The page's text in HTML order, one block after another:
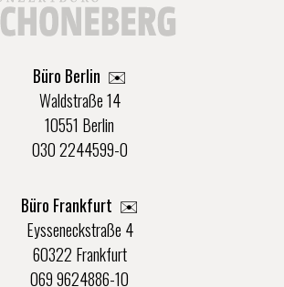
Büro Berlin ✉️
Waldstraße 14
10551 Berlin
030 2244599-0
Büro Frankfurt ✉️
Eysseneckstraße 4
60322 Frankfurt
069 9624886-10